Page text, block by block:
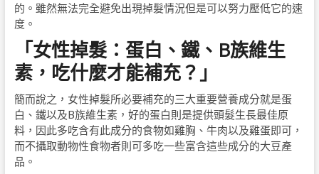
的。雖然無法完全避免出現掉髮情況但是可以努力壓低它的速
度。
「女性掉髮：蛋白、鐵、B族維生
素，吃什麼才能補充？」
簡而說之，女性掉髮所必要補充的三大重要營養成分就是蛋
白、鐵以及B族維生素，好的蛋白則是提供頭髮生長最佳原
料，因此多吃含有此成分的食物如雞胸、牛肉以及雞蛋即可，
而不攝取動物性食物者則可多吃一些富含這些成分的大豆產
品。